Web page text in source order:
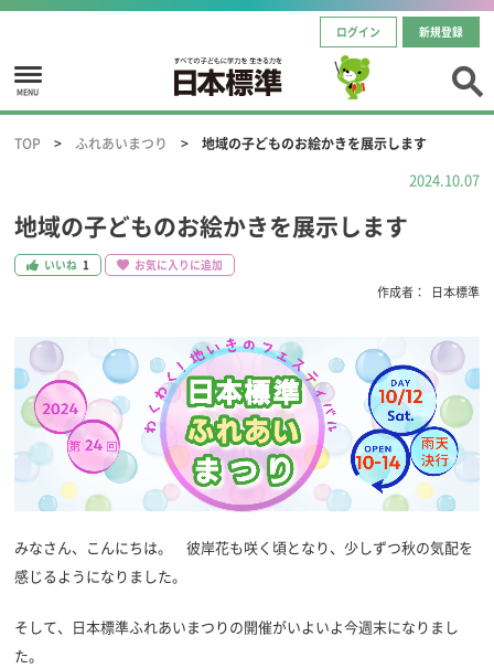
ログイン 新規登録
MENU
TOP ふれあいまつり 地域の子どものお絵かきを展示します
地域の子どものお絵かきを展示します
2024.10.07
いいね 1 お気に入りに追加
作成者： 日本標準
みなさん、こんにちは。 彼岸花も咲く頃となり、少しずつ秋の気配を
感じるようになりました。
そして、日本標準ふれあいまつりの開催がいよいよ今週末になりまし
た。